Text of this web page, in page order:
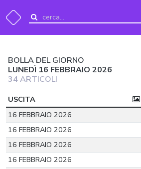
BOLLA DEL GIORNO
LUNEDÌ 16 FEBBRAIO 2026
34ARTICOLI
USCITA
16 FEBBRAIO 2026
16 FEBBRAIO 2026
16 FEBBRAIO 2026
16 FEBBRAIO 2026